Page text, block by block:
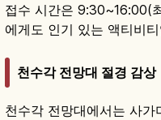
접수 시간은 9:30~16:00(
에게도 인기 있는 액티비
천수각 전망대 절경 감상
천수각 전망대에서는 사